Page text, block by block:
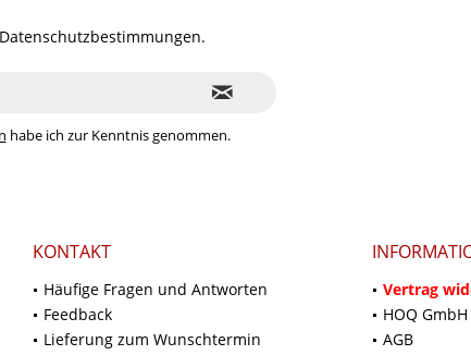
Datenschutzbestimmungen.
habe ich zur Kenntnis genommen.
KONTAKT
Häufige Fragen und Antworten
Feedback
Lieferung zum Wunschtermin
Vertrag
HOQ
AGB